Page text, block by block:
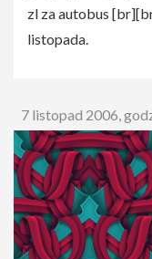
zl za autobus
listopada.
7 listopad 2006,